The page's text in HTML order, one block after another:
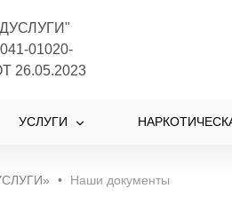
01020-
26.05.2023
УСЛУГИ
• Наши документы